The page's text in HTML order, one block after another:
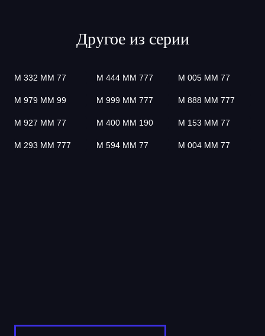
Другое из серии
М 332 ММ 77 М 444 ММ 777 М 005 ММ 77
М 979 ММ 99 М 999 ММ 777 М 888 ММ 777
М 927 ММ 77 М 400 ММ 190 М 153 ММ 77
М 293 ММ 777 М 594 ММ 77 М 004 ММ 77